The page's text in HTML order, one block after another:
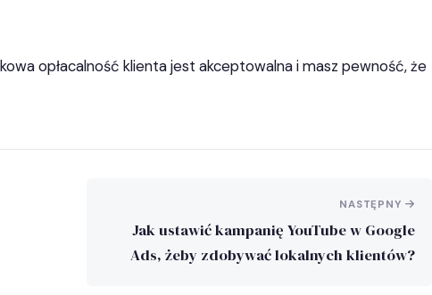
opłacalność klienta jest akceptowalna i masz pewność, że
NASTĘPNY
Jak ustawić kampanię YouTube w Google
Ads, żeby zdobywać lokalnych klientów?